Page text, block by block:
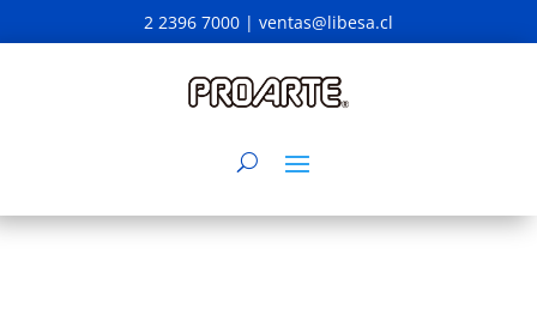
2 2396 7000 | ventas@libesa.cl